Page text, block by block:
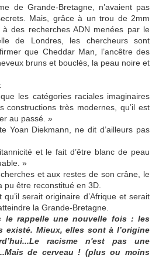
de Grande-Bretagne, n’avaient pas
Mais, grâce à un trou de 2mm
des recherches ADN menées par le
de Londres, les chercheurs sont
que Cheddar Man, l’ancêtre des
bruns et bouclés, la peau noire et
les catégories raciales imaginaires
constructions très modernes, qu’il est
au passé. »
Yoan Diekmann, ne dit d’ailleurs pas
et le fait d’être blanc de peau
»
et aux restes de son crâne, le
être reconstitué en 3D.
serait originaire d’Afrique et serait
la Grande-Bretagne.
le rappelle une nouvelle fois : les
existé. Mieux, elles sont à l’origine
racisme n'est pas une
de cerveau ! (plus ou moins